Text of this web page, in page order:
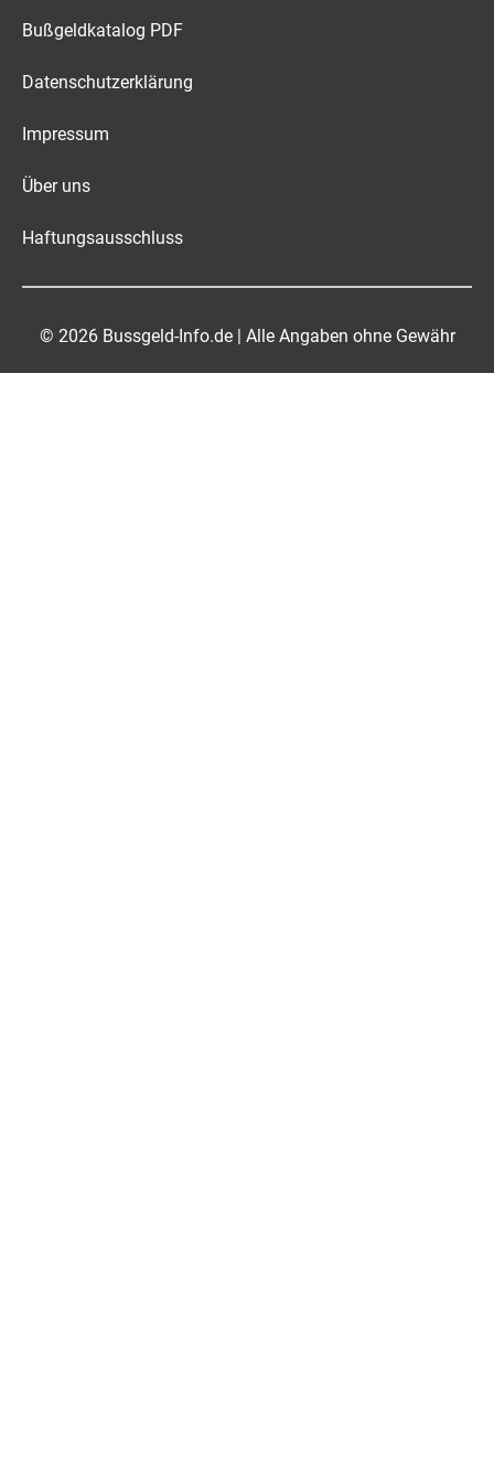
Bußgeldkatalog PDF
Datenschutzerklärung
Impressum
Über uns
Haftungsausschluss
© 2026 Bussgeld-Info.de | Alle Angaben ohne Gewähr